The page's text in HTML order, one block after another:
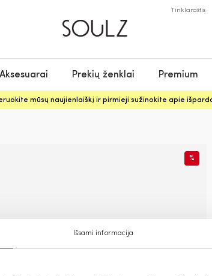
Išsami informacija
Tinklaraštis
Aksesuarai Prekių ženklai Premium
mūsų naujienlaiškį ir pirmieji sužinokite apie
%